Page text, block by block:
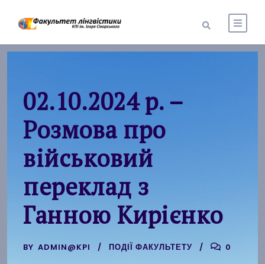
02.10.2024 р. –
Розмова про
військовий
переклад з
Ганною Кирієнко
BY ADMIN@KPI ПОДІЇ ФАКУЛЬТЕТУ 0